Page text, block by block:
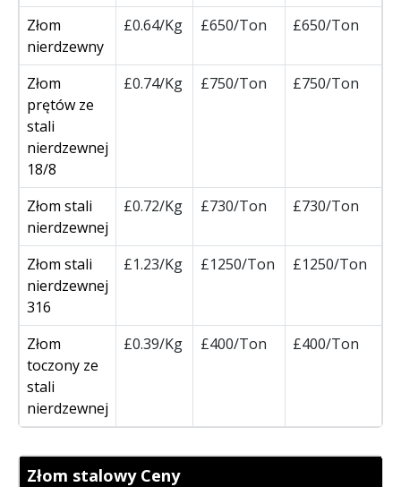
Złom
nierdzewny
£0.64/Kg £650/Ton £650/Ton
Złom
prętów ze
stali
nierdzewnej
18/8
£0.74/Kg £750/Ton £750/Ton
Złom stali
nierdzewnej
£0.72/Kg £730/Ton £730/Ton
Złom stali
nierdzewnej
316
£1.23/Kg £1250/Ton £1250/Ton
Złom
toczony ze
stali
nierdzewnej
£0.39/Kg £400/Ton £400/Ton
Złom stalowy Ceny